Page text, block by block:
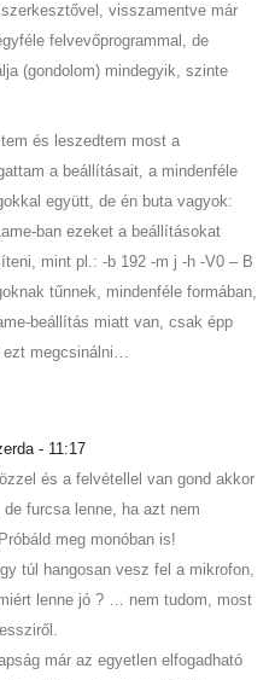
visszamentve már
felvevőprogrammal, de
(gondolom) mindegyik, szinte
és leszedtem most a
a beállításait, a mindenféle
együtt, de én buta vagyok:
ban ezeket a beállításokat
mint pl.: -b 192 -m j -h -V0 – B
tűnnek, mindenféle formában,
beállítás miatt van, csak épp
ezt megcsinálni…
- 11:17
és a felvétellel van gond akkor
furcsa lenne, ha azt nem
meg monóban is!
túl hangosan vesz fel a mikrofon,
lenne jó ? … nem tudom, most
már az egyetlen elfogadható